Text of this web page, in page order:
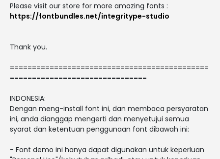
Please visit our store for more amazing fonts :
https://fontbundles.net/integritype-studio
Thank you.
=============================================
===============================
INDONESIA:
Dengan meng-install font ini, dan membaca persyaratan
ini, anda dianggap mengerti dan menyetujui semua
syarat dan ketentuan penggunaan font dibawah ini:
- Font demo ini hanya dapat digunakan untuk keperluan